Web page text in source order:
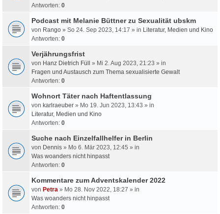
Antworten: 0
Podcast mit Melanie Büttner zu Sexualität ubskm
von Rango » So 24. Sep 2023, 14:17 » in Literatur, Medien und Kino
Antworten: 0
Verjährungsfrist
von Hanz Dietrich Füll » Mi 2. Aug 2023, 21:23 » in
Fragen und Austausch zum Thema sexualisierte Gewalt
Antworten: 0
Wohnort Täter nach Haftentlassung
von karlraeuber » Mo 19. Jun 2023, 13:43 » in
Literatur, Medien und Kino
Antworten: 0
Suche nach Einzelfallhelfer in Berlin
von Dennis » Mo 6. Mär 2023, 12:45 » in
Was woanders nicht hinpasst
Antworten: 0
Kommentare zum Adventskalender 2022
von Petra » Mo 28. Nov 2022, 18:27 » in
Was woanders nicht hinpasst
Antworten: 0